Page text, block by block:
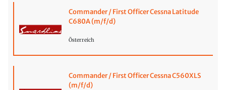
Commander / First Officer Cessna Latitude
C680A (m/f/d)
Österreich
Commander / First Officer Cessna C560XLS
(m/f/d)